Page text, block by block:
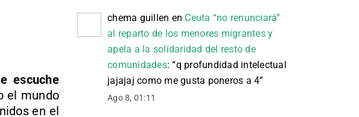
escuche
el mundo
en el
chema guillen en Ceuta “no renunciará”
al reparto de los menores migrantes y
apela a la solidaridad del resto de
comunidades: “q profundidad intelectual
jajajaj como me gusta poneros a 4”
Ago 8, 01:11